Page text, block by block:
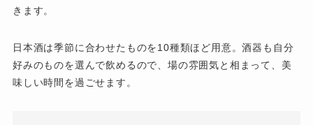
きます。
日本酒は季節に合わせたものを10種類ほど用意。酒器も自分
好みのものを選んで飲めるので、場の雰囲気と相まって、美
味しい時間を過ごせます。